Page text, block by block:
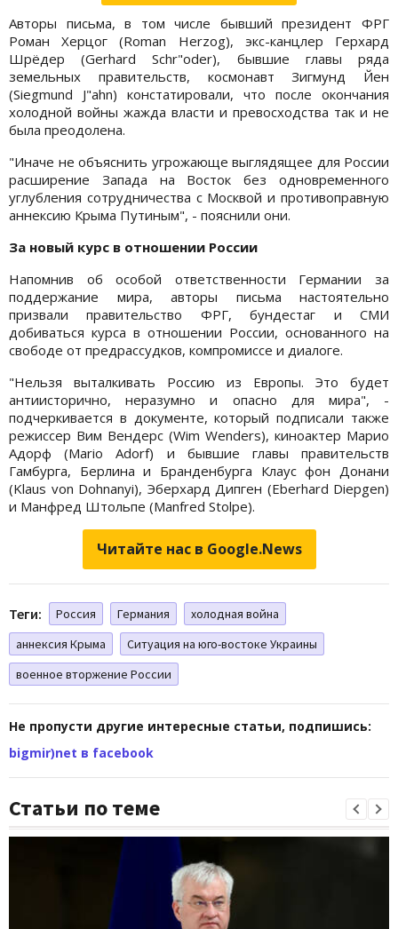
Авторы письма, в том числе бывший президент ФРГ
Роман Херцог (Roman Herzog), экс-канцлер Герхард
Шрёдер (Gerhard Schr"oder), бывшие главы ряда
земельных правительств, космонавт Зигмунд Йен
(Siegmund J"ahn) констатировали, что после окончания
холодной войны жажда власти и превосходства так и не
была преодолена.
"Иначе не объяснить угрожающе выглядящее для России
расширение Запада на Восток без одновременного
углубления сотрудничества с Москвой и противоправную
аннексию Крыма Путиным", - пояснили они.
За новый курс в отношении России
Напомнив об особой ответственности Германии за
поддержание мира, авторы письма настоятельно
призвали правительство ФРГ, бундестаг и СМИ
добиваться курса в отношении России, основанного на
свободе от предрассудков, компромиссе и диалоге.
"Нельзя выталкивать Россию из Европы. Это будет
антиисторично, неразумно и опасно для мира", -
подчеркивается в документе, который подписали также
режиссер Вим Вендерс (Wim Wenders), киноактер Марио
Адорф (Mario Adorf) и бывшие главы правительств
Гамбурга, Берлина и Бранденбурга Клаус фон Донани
(Klaus von Dohnanyi), Эберхард Дипген (Eberhard Diepgen)
и Манфред Штольпе (Manfred Stolpe).
Читайте нас в Google.News
Теги: Россия Германия
холодная война
аннексия Крыма
Ситуация на юго-востоке Украины
военное вторжение России
Не пропусти другие интересные статьи, подпишись:
bigmir)net в facebook
Статьи по теме